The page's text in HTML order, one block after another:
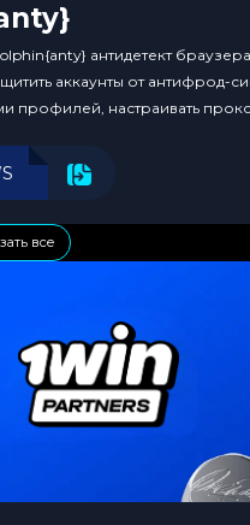
антидетект
аккаунты от антифрод-
профилей, настраивать
все